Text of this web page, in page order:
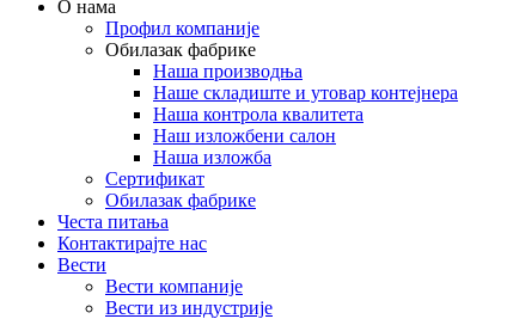
О нама
Профил компаније
Обилазак фабрике
Наша производња
Наше складиште и утовар контејнера
Наша контрола квалитета
Наш изложбени салон
Наша изложба
Сертификат
Обилазак фабрике
Честа питања
Контактирајте нас
Вести
Вести компаније
Вести из индустрије